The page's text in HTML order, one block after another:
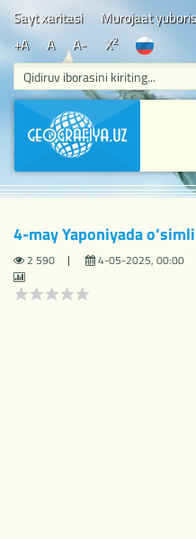
Sayt xaritasi Murojaat
+A
A A- X2
Bosh sahifa/Muhim va
o’simliklar kuni
4-may Yaponiyada
2 590 4-05-2025, 00:00